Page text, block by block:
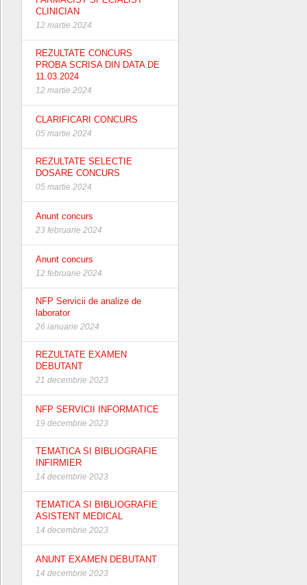
CLINICIAN
12 martie 2024
REZULTATE CONCURS
PROBA SCRISA DIN DATA DE
11.03.2024
12 martie 2024
CLARIFICARI CONCURS
05 martie 2024
REZULTATE SELECTIE
DOSARE CONCURS
05 martie 2024
Anunt concurs
23 februarie 2024
Anunt concurs
12 februarie 2024
NFP Servicii de analize de
laborator
26 ianuarie 2024
REZULTATE EXAMEN
DEBUTANT
21 decembrie 2023
NFP SERVICII INFORMATICE
19 decembrie 2023
TEMATICA SI BIBLIOGRAFIE
INFIRMIER
14 decembrie 2023
TEMATICA SI BIBLIOGRAFIE
ASISTENT MEDICAL
14 decembrie 2023
ANUNT EXAMEN DEBUTANT
14 decembrie 2023